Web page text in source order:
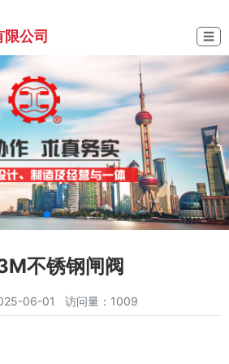
公司 ☰
不锈钢闸阀
06-01 访问量：1009